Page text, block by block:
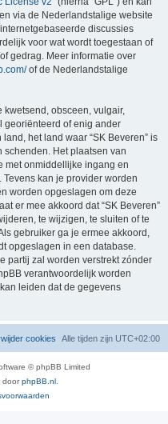
en via de Nederlandstalige website
discussies
voor wat wordt toegestaan of
gedrag. Meer informatie over
of de Nederlandstalige
obsceen, vulgair,
georiënteerd of enig ander
het land waar “SK Beveren” is
Het plaatsen van
met onmiddellijke ingang en
kan je provider worden
worden opgeslagen om deze
er mee akkoord dat “SK Beveren”
te wijzigen, te sluiten of te
gebruiker ga je ermee akkoord,
opgeslagen in een database.
partij zal worden verstrekt zónder
verantwoordelijk worden
leiden dat de gegevens
Alle tijden zijn UTC+02:00
cookies
© phpBB Limited
doorphpBB.nl